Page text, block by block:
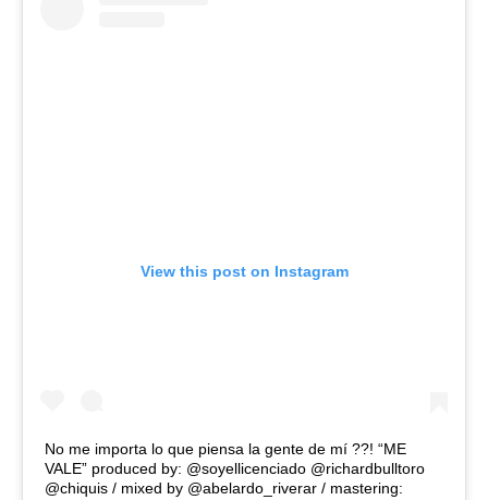
View this post on Instagram
No me importa lo que piensa la gente de mí ??! “ME
VALE” produced by: @soyellicenciado @richardbulltoro
@chiquis / mixed by @abelardo_riverar / mastering: